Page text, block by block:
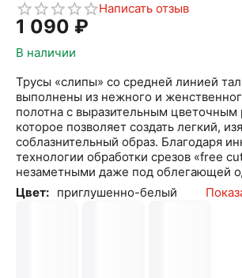
Написать отзыв
1 090 ₽
В наличии
Трусы «слипы» со средней линией
выполнены из нежного и
полотна с выразительным цветочным
которое позволяет создать легкий,
соблазнительный образ. Благодаря
технологии обработки срезов «free
незаметными даже под облегающей
Цвет: приглушенно-белый